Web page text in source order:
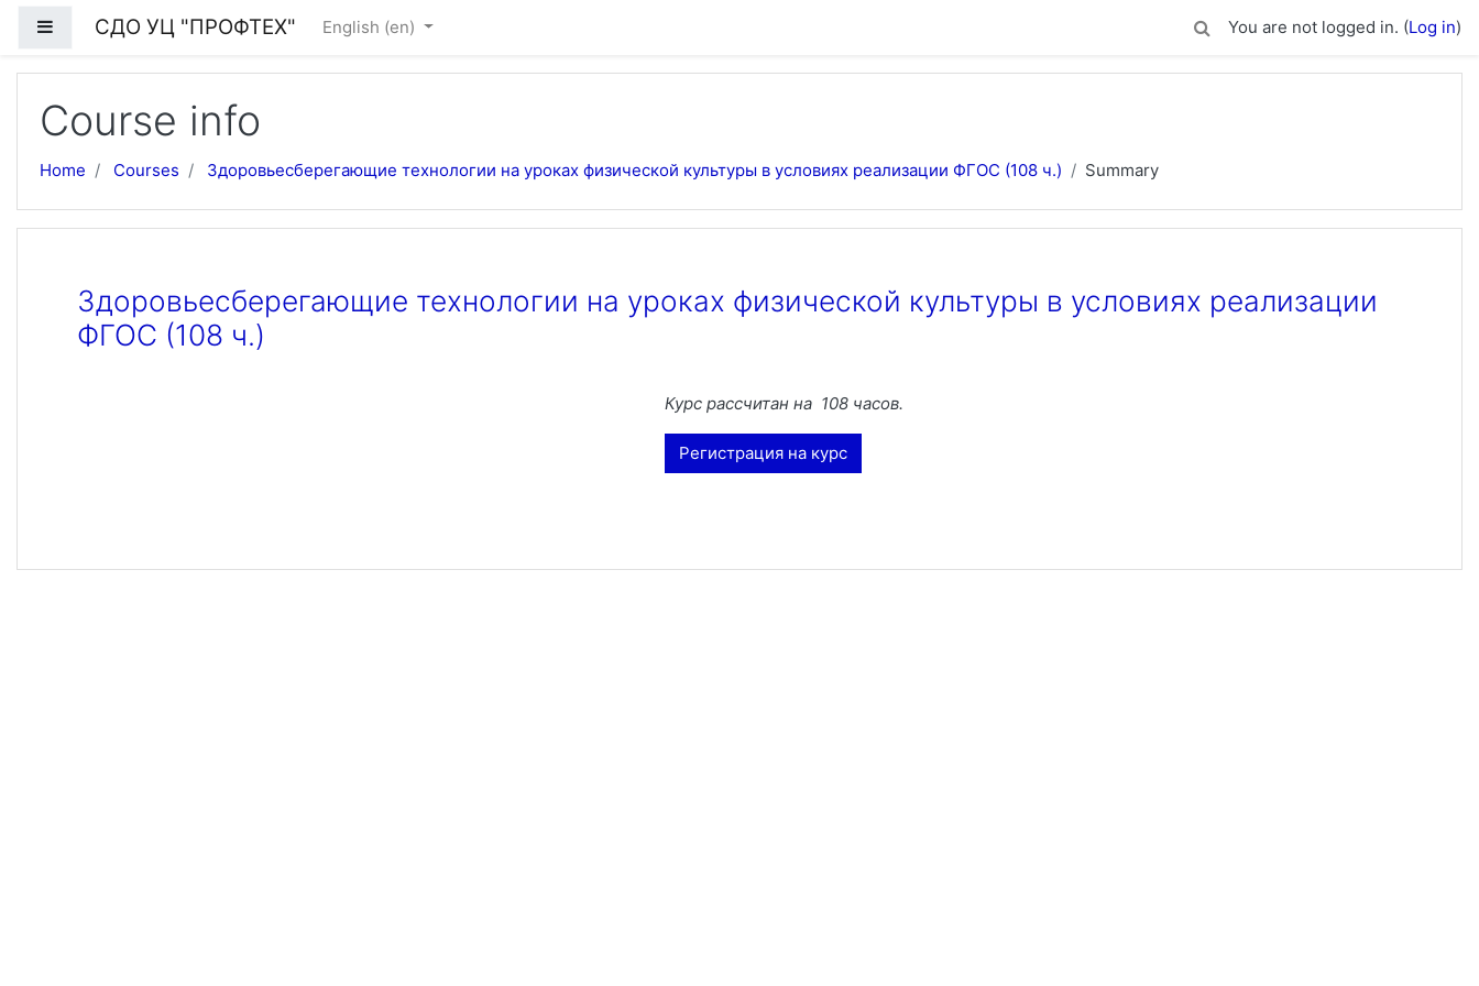
Side panel
СДО УЦ "ПРОФТЕХ" English ‎(en)‎ You are not logged in. (Log in)
Course info
Home Courses Здоровьесберегающие технологии на уроках физической культуры в условиях реализации ФГОС (108 ч.) Summary
Здоровьесберегающие технологии на уроках физической культуры в условиях реализации
ФГОС (108 ч.)
Курс рассчитан на 108 часов.
Регистрация на курс